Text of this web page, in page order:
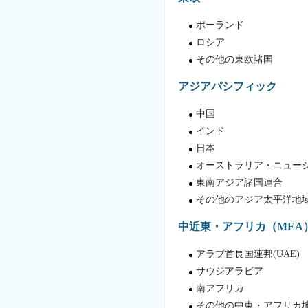
ポーランド
ロシア
その他の東欧諸国
アジアパシフィック
中国
インド
日本
オーストラリア・ニュー
東南アジア諸国連合
その他のアジア太平洋地
中近東・アフリカ（MEA）
アラブ首長国連邦(UAE)
サウジアラビア
南アフリカ
その他の中東・アフリカ